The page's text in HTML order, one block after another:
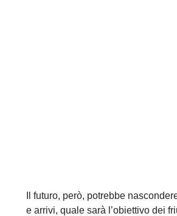
Il futuro, però, potrebbe
e arrivi, quale sarà l’obiettivo dei